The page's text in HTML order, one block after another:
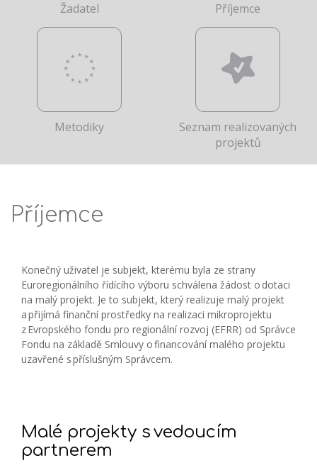
Žadatel Příjemce
Metodiky
Seznam realizovaných
projektů
Příjemce
Konečný uživatel je subjekt, kterému byla ze strany
Euroregionálního řídícího výboru schválena žádost o dotaci
na malý projekt. Je to subjekt, který realizuje malý projekt
a přijímá finanční prostředky na realizaci mikroprojektu
z Evropského fondu pro regionální rozvoj (EFRR) od Správce
Fondu na základě Smlouvy o financování malého projektu
uzavřené s příslušným Správcem.
Malé projekty s vedoucím
partnerem